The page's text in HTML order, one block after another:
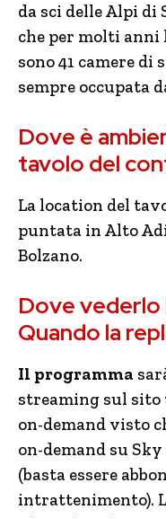
da sci delle Alpi di
che per molti anni
sono 41 camere
sempre occupata
Dove è
tavolo del
La location del
puntata in Alto
Bolzano.
Dove vederlo
Quando la
Il programma
streaming sul sito
on-demand visto
on-demand su
(basta essere
intrattenimento).